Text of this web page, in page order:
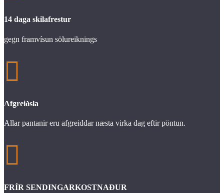
14 daga skilafrestur
gegn framvísun sölureiknings

Afgreiðsla
Allar pantanir eru afgreiddar næsta virka dag eftir pöntun.

FRÍR SENDINGARKOSTNAÐUR